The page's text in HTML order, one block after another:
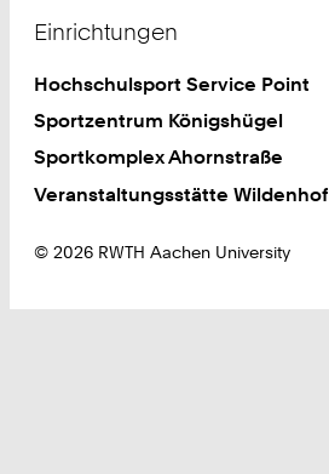
Einrichtungen
Hochschulsport Service Point
Sportzentrum Königshügel
Sportkomplex Ahornstraße
Veranstaltungsstätte Wildenhof
© 2026 RWTH Aachen University